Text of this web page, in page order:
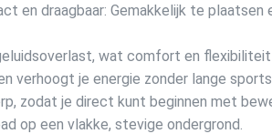
en draagbaar: Gemakkelijk te
wat comfort en
verhoogt je energie zonder lange
zodat je direct kunt beginnen met
op een vlakke, stevige ondergrond.